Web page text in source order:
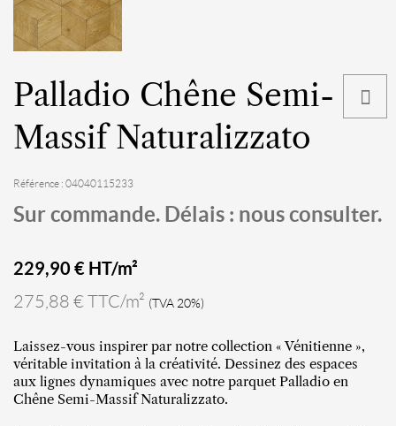
Palladio Chêne Semi-
Massif Naturalizzato
Référence : 04040115233
Sur commande. Délais : nous consulter.
229,90 € HT/m²
275,88 € TTC/m² (TVA 20%)
Laissez-vous inspirer par notre collection « Vénitienne »,
véritable invitation à la créativité. Dessinez des espaces
aux lignes dynamiques avec notre parquet Palladio en
Chêne Semi-Massif Naturalizzato.